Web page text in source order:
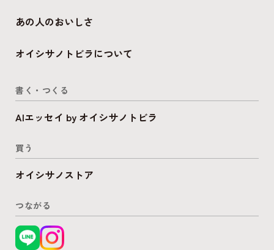
あの人のおいしさ
オイシサノトビラについて
書く・つくる
AIエッセイ by オイシサノトビラ
買う
オイシサノストア
つながる